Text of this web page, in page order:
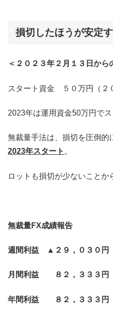
損切したほうが安定
＜２０２３年２月１３日から
スタート資金 ５０万円（２
2023年は運用資金50万円でス
無裁量手法は、損切を圧倒的
2023年スタート 。
ロットも損切が少ないことか
無裁量FX成績報告
週間利益 ▲２９，０３０円
月間利益 ８２，３３３円
年間利益 ８２，３３３円